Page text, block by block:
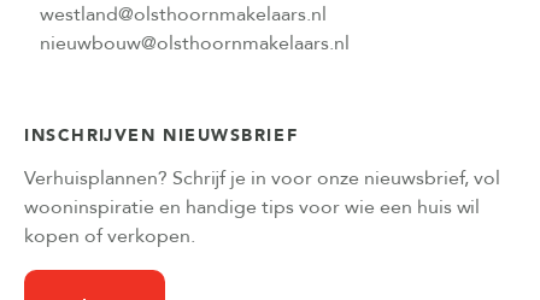
westland@olsthoornmakelaars.nl
nieuwbouw@olsthoornmakelaars.nl
INSCHRIJVEN NIEUWSBRIEF
Verhuisplannen? Schrijf je in voor onze nieuwsbrief, vol
wooninspiratie en handige tips voor wie een huis wil
kopen of verkopen.